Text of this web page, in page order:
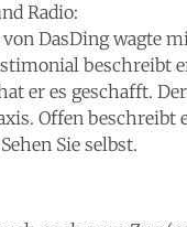
Radio:
DasDing wagte
beschreibt
er es geschafft.
Offen
Sie selbst.